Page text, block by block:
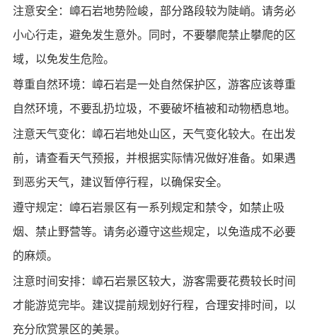
注意安全：嶂石岩地势险峻，部分路段较为陡峭。请务必
小心行走，避免发生意外。同时，不要攀爬禁止攀爬的区
域，以免发生危险。
尊重自然环境：嶂石岩是一处自然保护区，游客应该尊重
自然环境，不要乱扔垃圾，不要破坏植被和动物栖息地。
注意天气变化：嶂石岩地处山区，天气变化较大。在出发
前，请查看天气预报，并根据实际情况做好准备。如果遇
到恶劣天气，建议暂停行程，以确保安全。
遵守规定：嶂石岩景区有一系列规定和禁令，如禁止吸
烟、禁止野营等。请务必遵守这些规定，以免造成不必要
的麻烦。
注意时间安排：嶂石岩景区较大，游客需要花费较长时间
才能游览完毕。建议提前规划好行程，合理安排时间，以
充分欣赏景区的美景。